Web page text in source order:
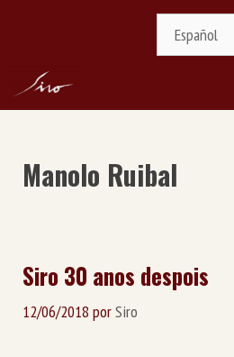
contenido
idioma
Manolo Ruibal
Siro 30 anos despois
12/06/2018 porSiro